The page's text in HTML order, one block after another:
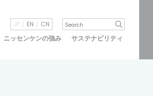
JP EN CN
ニッセンケンの強み サステナビリティ